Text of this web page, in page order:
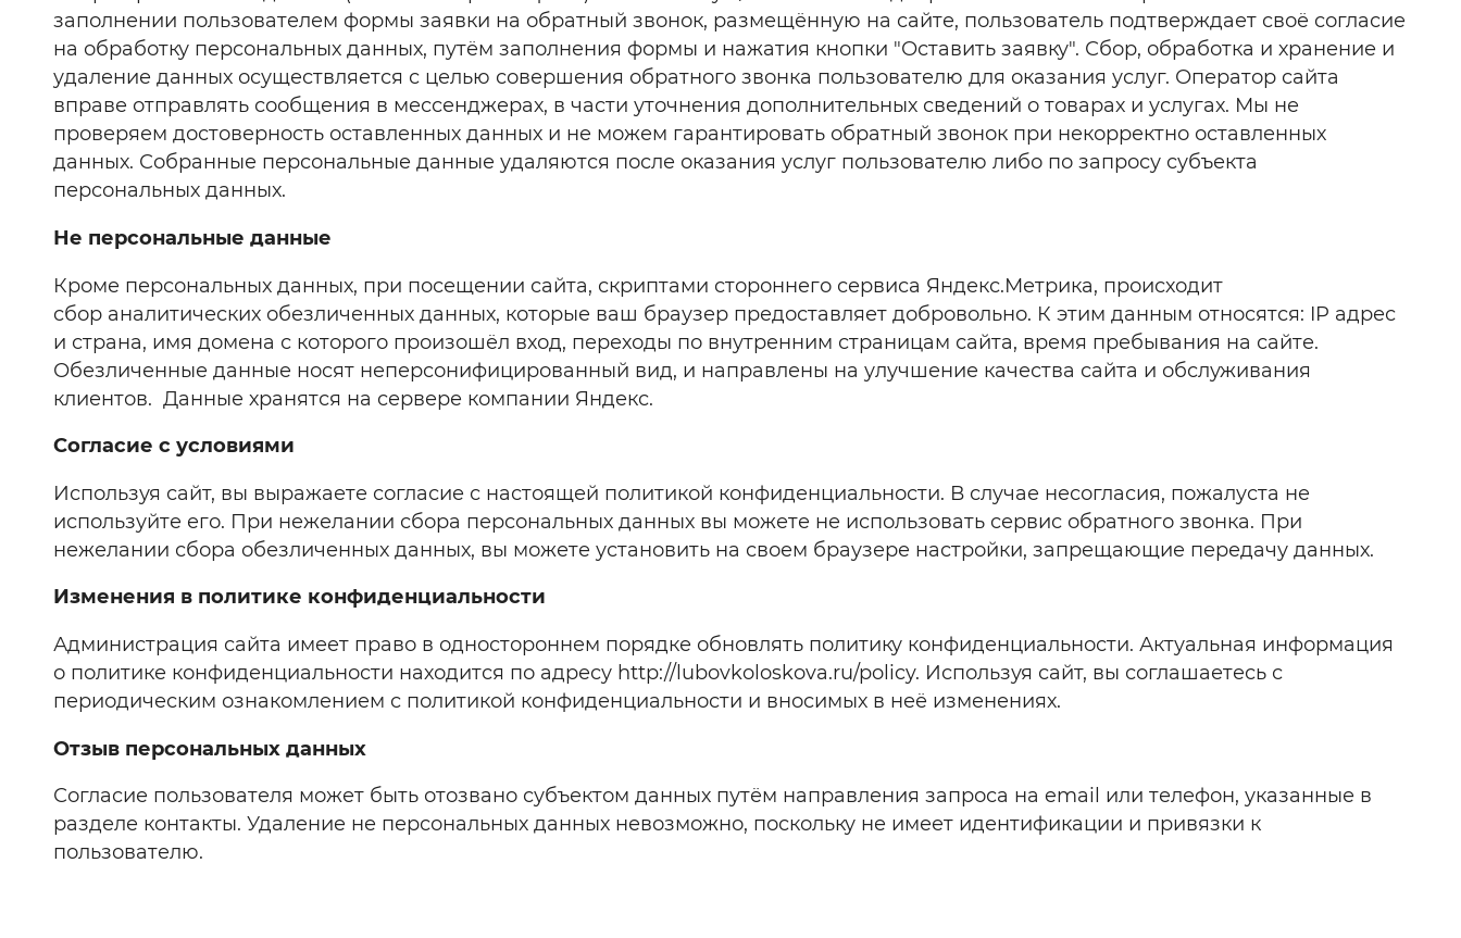
заполнении пользователем формы заявки на обратный звонок, размещённую на сайте, пользователь подтверждает своё согласие
на обработку персональных данных, путём заполнения формы и нажатия кнопки "Оставить заявку". Сбор, обработка и хранение и
удаление данных осуществляется с целью совершения обратного звонка пользователю для оказания услуг. Оператор сайта
вправе отправлять сообщения в мессенджерах, в части уточнения дополнительных сведений о товарах и услугах. Мы не
проверяем достоверность оставленных данных и не можем гарантировать обратный звонок при некорректно оставленных
данных. Собранные персональные данные удаляются после оказания услуг пользователю либо по запросу субъекта
персональных данных.
Не персональные данные
Кроме персональных данных, при посещении сайта, скриптами стороннего сервиса Яндекс.Метрика, происходит
сбор аналитических обезличенных данных, которые ваш браузер предоставляет добровольно. К этим данным относятся: IP адрес
и страна, имя домена с которого произошёл вход, переходы по внутренним страницам сайта, время пребывания на сайте.
Обезличенные данные носят неперсонифицированный вид, и направлены на улучшение качества сайта и обслуживания
клиентов. Данные хранятся на сервере компании Яндекс.
Согласие с условиями
Используя сайт, вы выражаете согласие с настоящей политикой конфиденциальности. В случае несогласия, пожалуста не
используйте его. При нежелании сбора персональных данных вы можете не использовать сервис обратного звонка. При
нежелании сбора обезличенных данных, вы можете установить на своем браузере настройки, запрещающие передачу данных.
Изменения в политике конфиденциальности
Администрация сайта имеет право в одностороннем порядке обновлять политику конфиденциальности. Актуальная информация
о политике конфиденциальности находится по адресу http://lubovkoloskova.ru/policy. Используя сайт, вы соглашаетесь с
периодическим ознакомлением с политикой конфиденциальности и вносимых в неё изменениях.
Отзыв персональных данных
Согласие пользователя может быть отозвано субъектом данных путём направления запроса на email или телефон, указанные в
разделе контакты. Удаление не персональных данных невозможно, поскольку не имеет идентификации и привязки к
пользователю.